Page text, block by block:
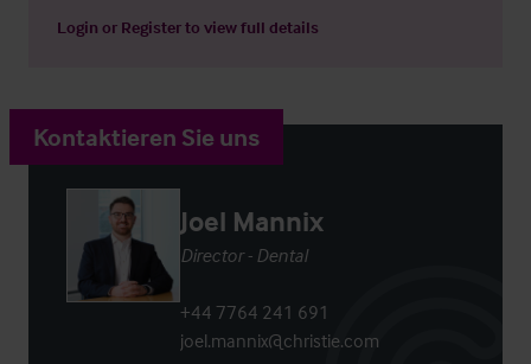
Login or Registerto view full details
Kontaktieren Sie uns
Joel Mannix
Director - Dental
+44 7764 241 691
joel.mannix@christie.com